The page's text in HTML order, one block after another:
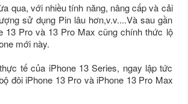
qua, với nhiều tính năng, nâng cấp và cải
sử dụng Pin lâu hơn,v.v....Và sau gần
13 Pro và 13 Pro Max cũng chính thức lộ
mới này.
tế của iPhone 13 Series, ngay lập tức
đôi iPhone 13 Pro và iPhone 13 Pro Max